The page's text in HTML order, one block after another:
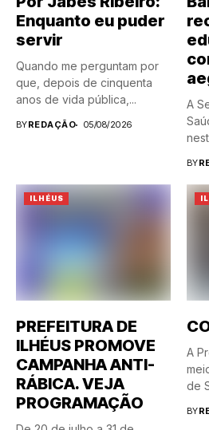
Enquanto eu puder
servir
Quando me perguntam por
que, depois de cinquenta
anos de vida pública,...
BYREDAÇÃO 05/08/2026
A
BY
ILHÉUS
PREFEITURA DE
ILHÉUS PROMOVE
CAMPANHA ANTI-
RÁBICA. VEJA
PROGRAMAÇÃO
A
de
BY